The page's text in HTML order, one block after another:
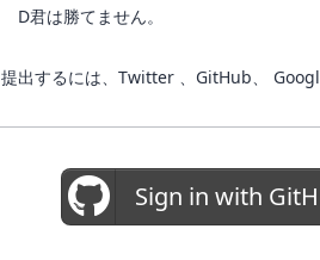
D君は勝てません。
提出するには、Twitter 、GitHub、
Sign in with